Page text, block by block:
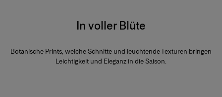
In voller Blüte
Botanische Prints, weiche Schnitte und leuchtende Texturen bringen
Leichtigkeit und Eleganz in die Saison.